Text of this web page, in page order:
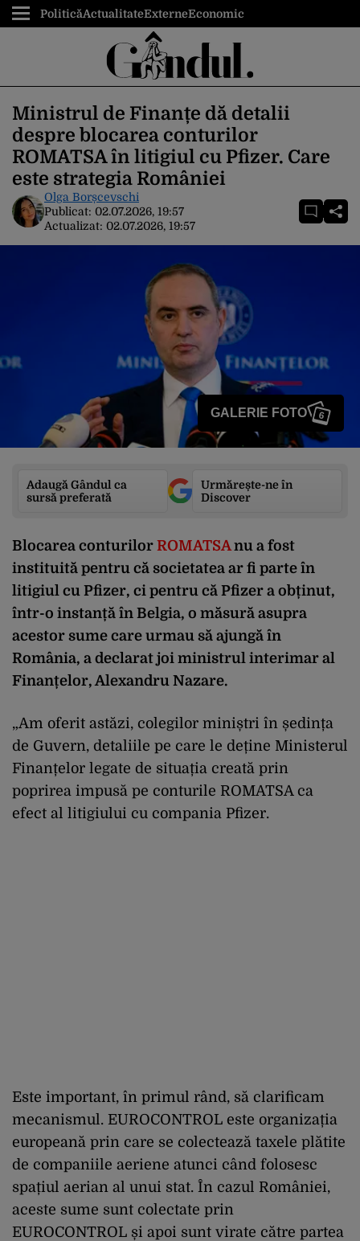
PoliticăActualitateExterneEconomic
Ministrul de Finanțe dă detalii
despre blocarea conturilor
ROMATSA în litigiul cu Pfizer. Care
este strategia României
Olga Borșcevschi
Publicat: 02.07.2026, 19:57
Actualizat: 02.07.2026, 19:57
GALERIE FOTO 6
Adaugă Gândul ca
sursă preferată
Urmărește-ne în
Discover
Blocarea conturilor ROMATSAnu a fost
instituită pentru că societatea ar fi parte în
litigiul cu Pfizer, ci pentru că Pfizer a obținut,
într-o instanță în Belgia, o măsură asupra
acestor sume care urmau să ajungă în
România, a declarat joi ministrul interimar al
Finanțelor, Alexandru Nazare.
„Am oferit astăzi, colegilor miniștri în ședința
de Guvern, detaliile pe care le deține Ministerul
Finanțelor legate de situația creată prin
poprirea impusă pe conturile ROMATSA ca
efect al litigiului cu compania Pfizer.
Este important, în primul rând, să clarificam
mecanismul. EUROCONTROL este organizația
europeană prin care se colectează taxele plătite
de companiile aeriene atunci când folosesc
spațiul aerian al unui stat. În cazul României,
aceste sume sunt colectate prin
EUROCONTROL și apoi sunt virate către partea